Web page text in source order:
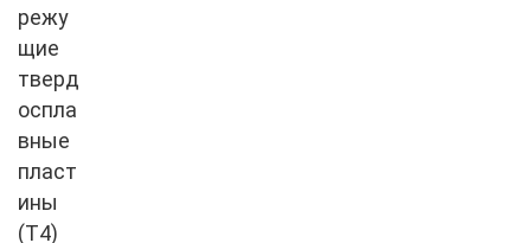
режу
щие
тверд
оспла
вные
пласт
ины
(T4)